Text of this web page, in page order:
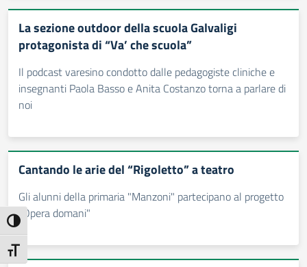
Attiva/disattiva alto contrasto
Attiva/disattiva dimensione testo
La sezione outdoor della scuola Galvaligi
protagonista di “Va’ che scuola”
Il podcast varesino condotto dalle pedagogiste cliniche e
insegnanti Paola Basso e Anita Costanzo torna a parlare di
noi
Cantando le arie del “Rigoletto” a teatro
Gli alunni della primaria "Manzoni" partecipano al progetto
"Opera domani"